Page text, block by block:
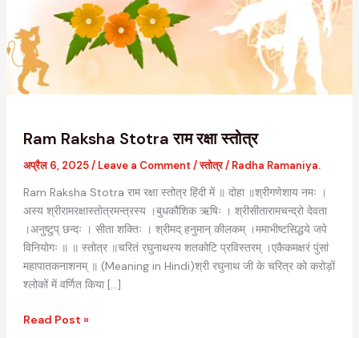
Ram Raksha Stotra राम रक्षा स्तोत्र
अप्रैल 6, 2025/ Leave a Comment /स्तोत्र/ Radha Ramaniya.
Ram Raksha Stotra राम रक्षा स्तोत्र हिंदी में ॥ दोहा ॥श्रीगणेशाय नमः ।
अस्य श्रीरामरक्षास्तोत्रमन्त्रस्य ।बुधकौशिक ऋषिः । श्रीसीतारामचन्द्रो देवता
।अनुष्टुप् छन्दः । सीता शक्तिः । श्रीमद् हनुमान् कीलकम् ।ममाभीष्टसिद्धये जपे
विनियोगः ॥ ॥ स्तोत्र ॥चरितं रघुनाथस्य शतकोटि प्रविस्तरम् ।एकैकमक्षरं पुंसां
महापातकनाशनम् ॥ (Meaning in Hindi)श्री रघुनाथ जी के चरित्र को करोड़ों
श्लोकों में वर्णित किया […]
Read Post »